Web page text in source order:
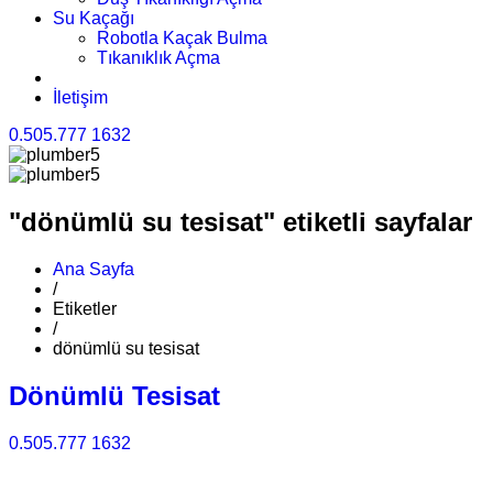
Su Kaçağı
Robotla Kaçak Bulma
Tıkanıklık Açma
İletişim
0.505.777 1632
"dönümlü su tesisat" etiketli sayfalar
Ana Sayfa
/
Etiketler
/
dönümlü su tesisat
Dönümlü Tesisat
0.505.777 1632